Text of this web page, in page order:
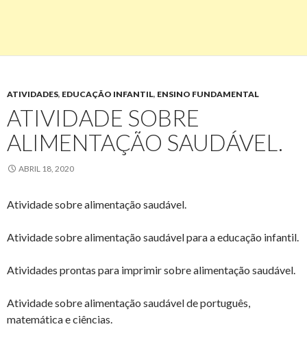
ATIVIDADES, EDUCAÇÃO INFANTIL, ENSINO FUNDAMENTAL
ATIVIDADE SOBRE
ALIMENTAÇÃO SAUDÁVEL.
ABRIL 18, 2020
Atividade sobre alimentação saudável.
Atividade sobre alimentação saudável para a educação infantil.
Atividades prontas para imprimir sobre alimentação saudável.
Atividade sobre alimentação saudável de português,
matemática e ciências.